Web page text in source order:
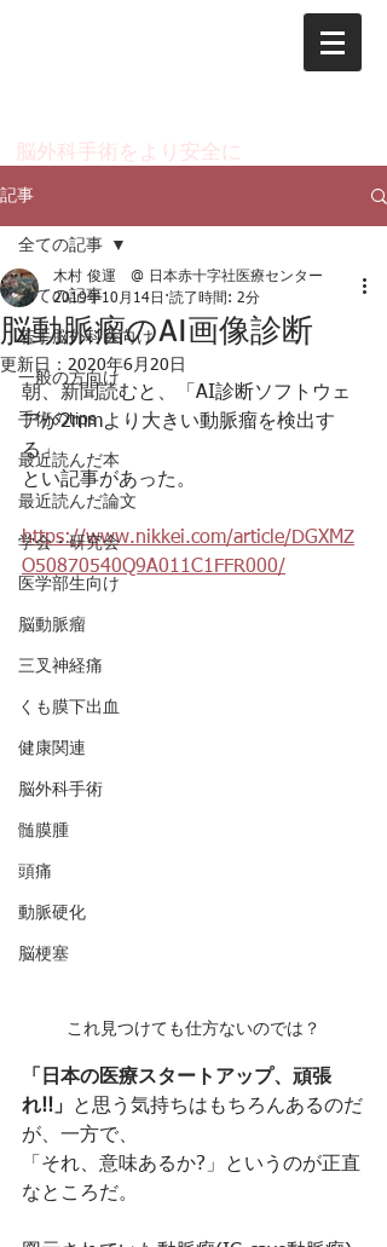
​脳外科手術をより安全に
記事
全ての記事
若手脳外科医向け
一般の方向け
手術のtips
最近読んだ本
最近読んだ論文
学会・研究会
医学部生向け
脳動脈瘤
三叉神経痛
くも膜下出血
健康関連
脳外科手術
髄膜腫
頭痛
動脈硬化
脳梗塞
全ての記事
脳動脈瘤のAI画像診断
木村 俊運 @ 日本赤十字社医療センター
2019年10月14日 読了時間: 2分
更新日： 2020年6月20日
朝、新聞読むと、「AI診断ソフトウェ
アが2mmより大きい動脈瘤を検出す
る」
とい記事があった。
https://www.nikkei.com/article/DGXMZ
O50870540Q9A011C1FFR000/
これ見つけても仕方ないのでは？
「日本の医療スタートアップ、頑張
れ!!」
と思う気持ちはもちろんあるのだ
が、一方で、
「それ、意味あるか?」というのが正直
なところだ。